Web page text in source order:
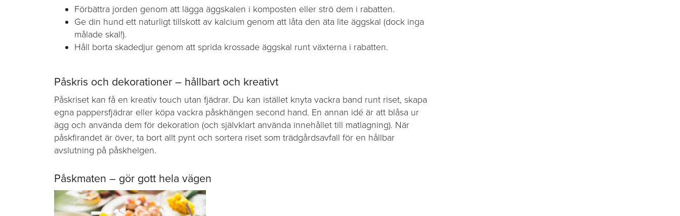
Förbättra jorden genom att lägga äggskalen i komposten eller strö dem i rabatten.
Ge din hund ett naturligt tillskott av kalcium genom att låta den äta lite äggskal (dock inga
målade skal!).
Håll borta skadedjur genom att sprida krossade äggskal runt växterna i rabatten.
Påskris och dekorationer – hållbart och kreativt
Påskriset kan få en kreativ touch utan fjädrar. Du kan istället knyta vackra band runt riset, skapa
egna pappersfjädrar eller köpa vackra påskhängen second hand. En annan idé är att blåsa ur
ägg och använda dem för dekoration (och självklart använda innehållet till matlagning). När
påskfirandet är över, ta bort allt pynt och sortera riset som trädgårdsavfall för en hållbar
avslutning på påskhelgen.
Påskmaten – gör gott hela vägen